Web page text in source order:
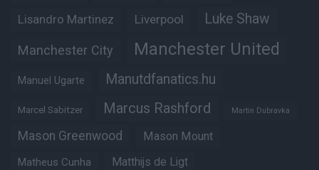
Lisandro Martinez Liverpool Luke Shaw
Manchester City Manchester United
Manuel Ugarte Manutdfanatics.hu
Marcel Sabitzer Marcus Rashford Martin Dubravka
Mason Greenwood Mason Mount
Matheus Cunha Matthijs de Ligt